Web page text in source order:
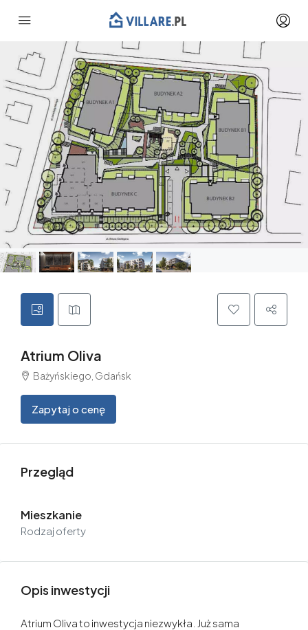
Atrium Oliva
Bażyńskiego, Gdańsk
Zapytaj o cenę
Przegląd
Mieszkanie
Rodzaj oferty
Opis inwestycji
Atrium Oliva to inwestycja niezwykła. Już sama